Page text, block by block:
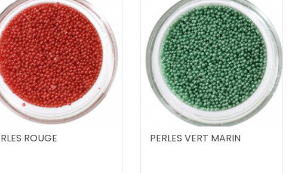
ROUGE PERLES VERT MARIN